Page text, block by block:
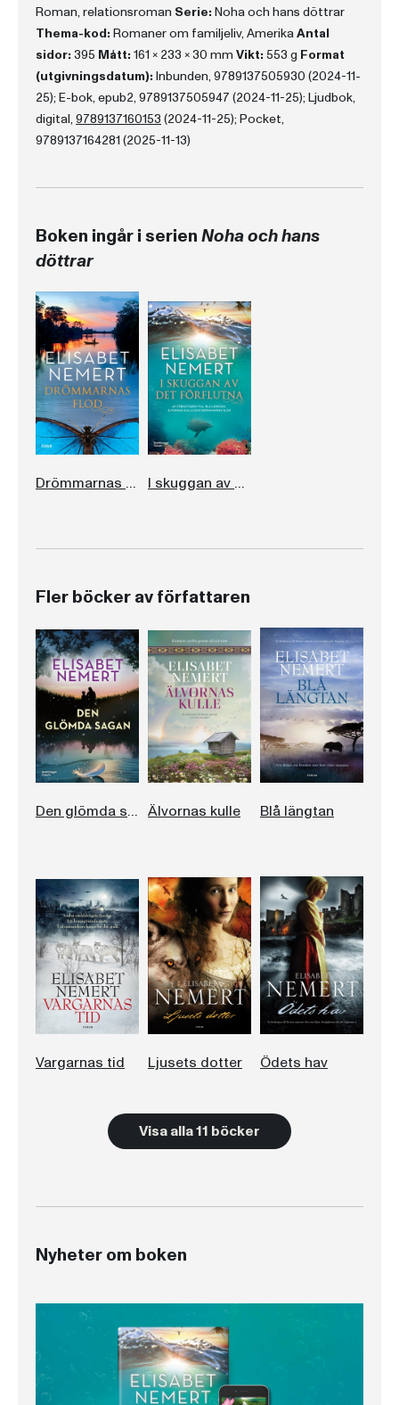
Roman, relationsroman Serie: Noha och hans döttrar
Thema-kod: Romaner om familjeliv, AmerikaAntal
sidor: 395 Mått: 161 x 233 x 30 mm Vikt: 553 g Format
(utgivningsdatum): Inbunden, 9789137505930 (2024-11-
25); E-bok, epub2, 9789137505947 (2024-11-25); Ljudbok,
digital, 9789137160153 (2024-11-25); Pocket,
9789137164281 (2025-11-13)
Boken ingår i serienNoha och hans
döttrar
Drömmarnas flod I skuggan av det förflutna
Fler böcker av författaren
Den glömda sagan Älvornas kulle Blå längtan
Vargarnas tid Ljusets dotter Ödets hav
Visa alla 11 böcker
Nyheter om boken